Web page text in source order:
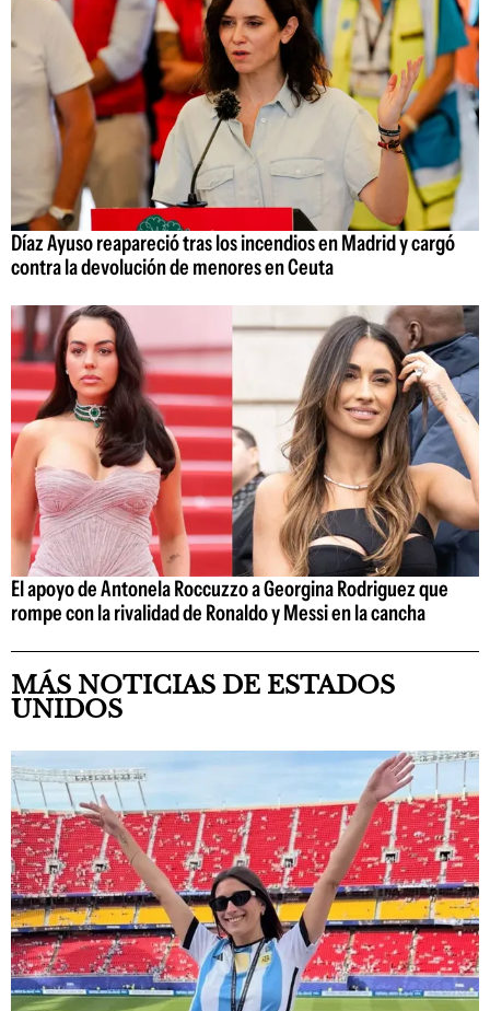
Díaz Ayuso reapareció tras los incendios en Madrid y cargó
contra la devolución de menores en Ceuta
El apoyo de Antonela Roccuzzo a Georgina Rodriguez que
rompe con la rivalidad de Ronaldo y Messi en la cancha
MÁS NOTICIAS DE ESTADOS
UNIDOS